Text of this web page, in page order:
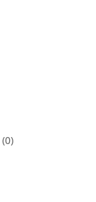
(0)